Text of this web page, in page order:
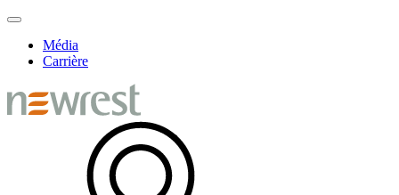
Média
Carrière